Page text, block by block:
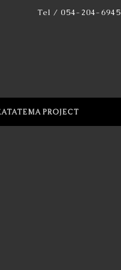
Tel / 054-204-6945
PROJECT